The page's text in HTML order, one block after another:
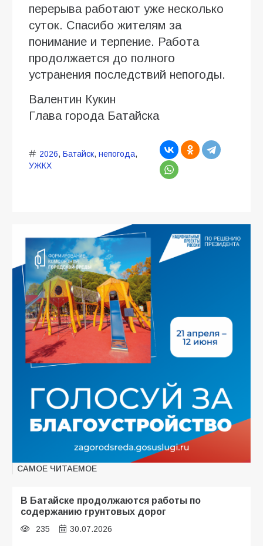
перерыва работают уже несколько
суток. Спасибо жителям за
понимание и терпение. Работа
продолжается до полного
устранения последствий непогоды.
Валентин Кукин
Глава города Батайска
2026, Батайск, непогода,
УЖКХ
САМОЕ ЧИТАЕМОЕ
В Батайске продолжаются работы по
содержанию грунтовых дорог
235 30.07.2026